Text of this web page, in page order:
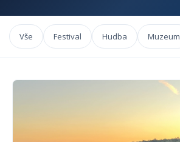
Vše Festival Hudba Muzeum